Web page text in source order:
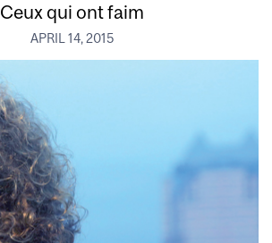
Ceux qui ont faim
APRIL 14, 2015